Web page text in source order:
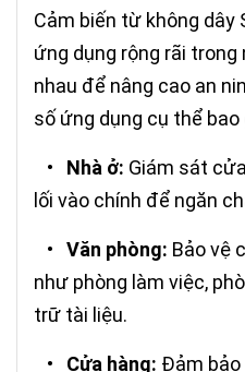
Cảm biến từ không
ứng dụng rộng rãi
nhau để nâng cao an
số ứng dụng cụ thể bao
• Nhà ở: Giám sát
lối vào chính để ngăn
• Văn phòng: Bảo vệ
như phòng làm việc,
trữ tài liệu.
• Cửa hàng: Đảm bảo